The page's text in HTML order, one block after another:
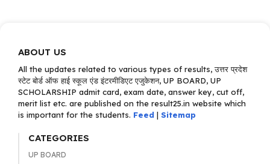
ABOUT US
All the updates related to various types of results, उत्तर प्रदेश
स्टेट बोर्ड ऑफ हाई स्कूल एंड इंटरमीडिएट एजुकेशन, UP BOARD, UP
SCHOLARSHIP admit card, exam date, answer key, cut off,
merit list etc. are published on the result25.in website which
is important for the students. Feed | Sitemap
CATEGORIES
UP BOARD